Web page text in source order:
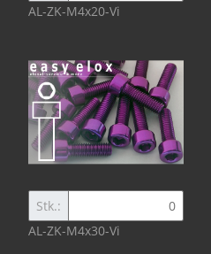
AL-ZK-M4x20-Vi
Stk.:
AL-ZK-M4x30-Vi